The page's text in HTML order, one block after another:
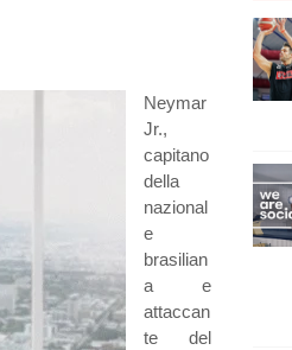
Neymar
Jr.,
capitano
della
nazional
e
brasilian
a e
attaccan
te del